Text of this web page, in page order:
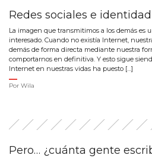
Redes sociales e
La imagen que transmitimos a los demás es
interesado. Cuando no existía Internet,
demás de forma directa mediante nuestra
comportarnos en definitiva. Y esto sigue
Internet en nuestras vidas ha puesto […]
Por Wila
Pero… ¿cuánta gente